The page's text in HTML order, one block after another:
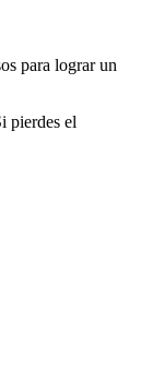
para lograr un
pierdes el